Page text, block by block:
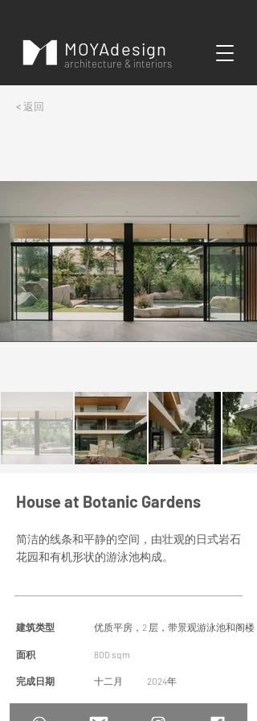
MOYAdesign
architecture & interiors
< 返回
House at Botanic Gardens
简洁的线条和平静的空间，由壮观的日式岩石
花园和有机形状的游泳池构成。
建筑类型 优质平房，2 层，带景观游泳池和阁楼
面积 800 sqm
完成日期 十二月 2024年